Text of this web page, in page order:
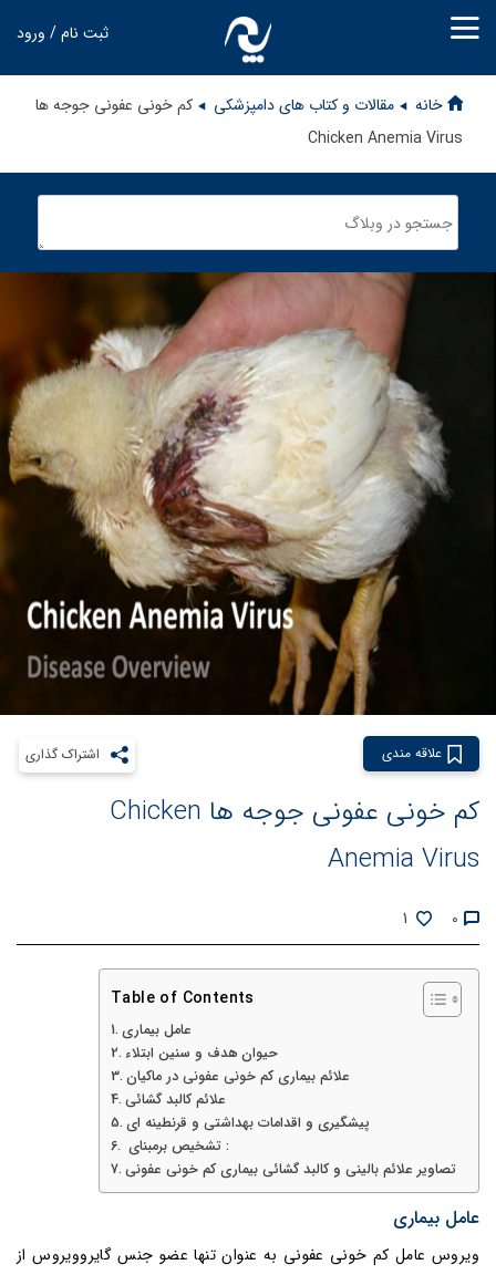
ثبت نام / ورود
خانه مقالات و کتاب های دامپزشکی
کم خونی عفونی جوجه ها
Chicken Anemia Virus
علاقه مندی اشتراک گذاری
کم خونی عفونی جوجه ها Chicken
Anemia Virus
0
1
Table of Contents
عامل بیماری
حیوان هدف و سنین ابتلاء
علائم بیماری کم خونی عفونی در ماکیان
علائم کالبد گشائی
پیشگیری و اقدامات بهداشتی و قرنطینه ای
تشخیص برمبنای :
تصاویر علائم بالینی و کالبد گشائی بیماری کم خونی عفونی
عامل بیماری
ویروس عامل کم خونی عفونی به عنوان تنها عضو جنس گایروویروس از